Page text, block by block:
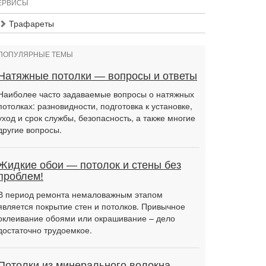
Трафареты
ТЕМЫ
потолки — вопросы и ответы
часто задаваемые вопросы о натяжных
разновидности, подготовка к установке,
и срок службы, безопасность, а также многие
вопросы.
обои — потолок и стены без
период ремонта немаловажным этапом
покрытие стен и потолков. Привычное
обоями или окрашивание – дело
трудоемкое.